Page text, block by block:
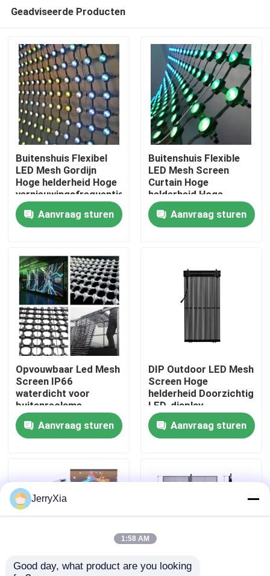
Huis
Producten
Video's
VR-show
Over ons
Fabriekstocht
Neem contact met ons op
Vraag een offerte
Geadviseerde Producten
Buitenshuis Flexibel
LED Mesh Gordijn
Hoge helderheid Hoge
vernieuwingsfrequentie
Aanvraag sturen
Buitenshuis Flexible
LED Mesh Screen
Curtain Hoge
helderheid Hoge
vernieuwingssnelheid
Aanvraag sturen
Opvouwbaar Led Mesh
Screen IP66
waterdicht voor
buitenreclame
Aanvraag sturen
DIP Outdoor LED Mesh
Screen Hoge
helderheid Doorzichtig
LED-display
Aanvraag sturen
JerryXia
1:58 AM
Good day, what product are you looking